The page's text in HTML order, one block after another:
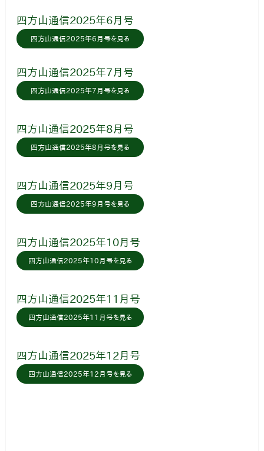
四方山通信2025年6月号
四方山通信2025年6月号を見る
四方山通信2025年7月号
四方山通信2025年7月号を見る
四方山通信2025年8月号
四方山通信2025年8月号を見る
四方山通信2025年9月号
四方山通信2025年9月号を見る
四方山通信2025年10月号
四方山通信2025年10月号を見る
四方山通信2025年11月号
四方山通信2025年11月号を見る
四方山通信2025年12月号
四方山通信2025年12月号を見る